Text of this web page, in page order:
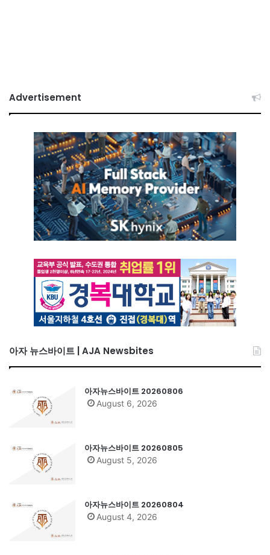
Advertisement
아자 뉴스바이트 | AJA Newsbites
아자뉴스바이트 20260806
August 6, 2026
아자뉴스바이트 20260805
August 5, 2026
아자뉴스바이트 20260804
August 4, 2026